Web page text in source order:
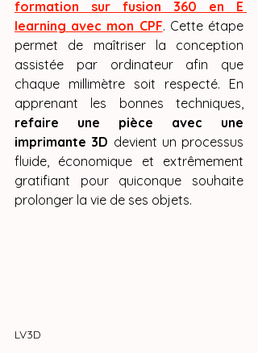
formation sur fusion 360 en E
learning avec mon CPF. Cette étape
permet de maîtriser la conception
assistée par ordinateur afin que
chaque millimètre soit respecté. En
refaire une pièce avec une
imprimante 3D devient un processus
fluide, économique et extrêmement
gratifiant pour quiconque souhaite
prolonger la vie de ses objets.
LV3D